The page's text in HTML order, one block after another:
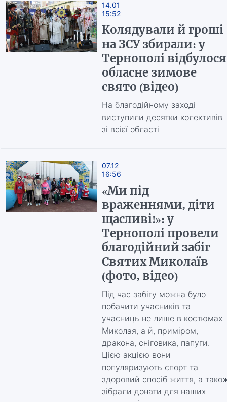
14.01
15:52
Колядували й гроші
на ЗСУ збирали: у
Тернополі відбулося
обласне зимове
свято (відео)
На благодійному заході
виступили десятки колективів
зі всієї області
07.12
16:56
«Ми під
враженнями, діти
щасливі!»: у
Тернополі провели
благодійний забіг
Святих Миколаїв
(фото, відео)
Під час забігу можна було
побачити учасників та
учасниць не лише в костюмах
Миколая, а й, приміром,
дракона, сніговика, папуги.
Цією акцією вони
популяризують спорт та
здоровий спосіб життя, а
зібрали донати для наших